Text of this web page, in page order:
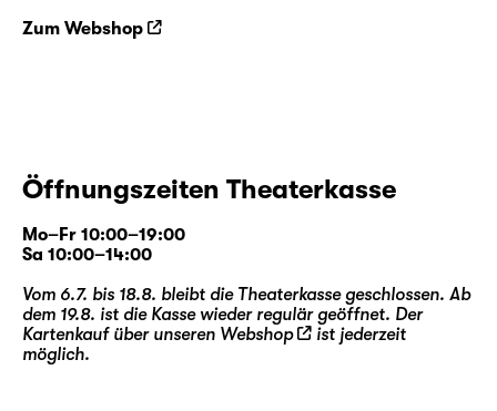
Zum Webshop
Öffnungszeiten Theaterkasse
Mo–Fr 10:00–19:00
Sa 10:00–14:00
Vom 6.7. bis 18.8. bleibt die Theaterkasse geschlossen. Ab
dem 19.8. ist die Kasse wieder regulär geöffnet. Der
Kartenkauf über unseren Webshop
ist jederzeit
möglich.